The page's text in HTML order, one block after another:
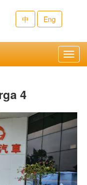
中 Eng
4
Next